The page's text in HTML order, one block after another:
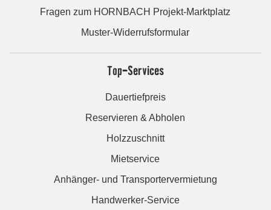
Fragen zum HORNBACH Projekt-Marktplatz
Muster-Widerrufsformular
Top-Services
Dauertiefpreis
Reservieren & Abholen
Holzzuschnitt
Mietservice
Anhänger- und Transportervermietung
Handwerker-Service